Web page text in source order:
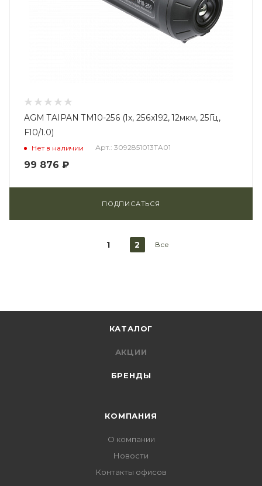
AGM TAIPAN TM10-256 (1x, 256x192, 12мкм, 25Гц,
F10/1.0)
Нет в наличии Арт.: 3092851013TA01
99 876 ₽
ПОДПИСАТЬСЯ
1 2 Все
КАТАЛОГ
АКЦИИ
БРЕНДЫ
КОМПАНИЯ
О компании
Новости
Контакты офисов